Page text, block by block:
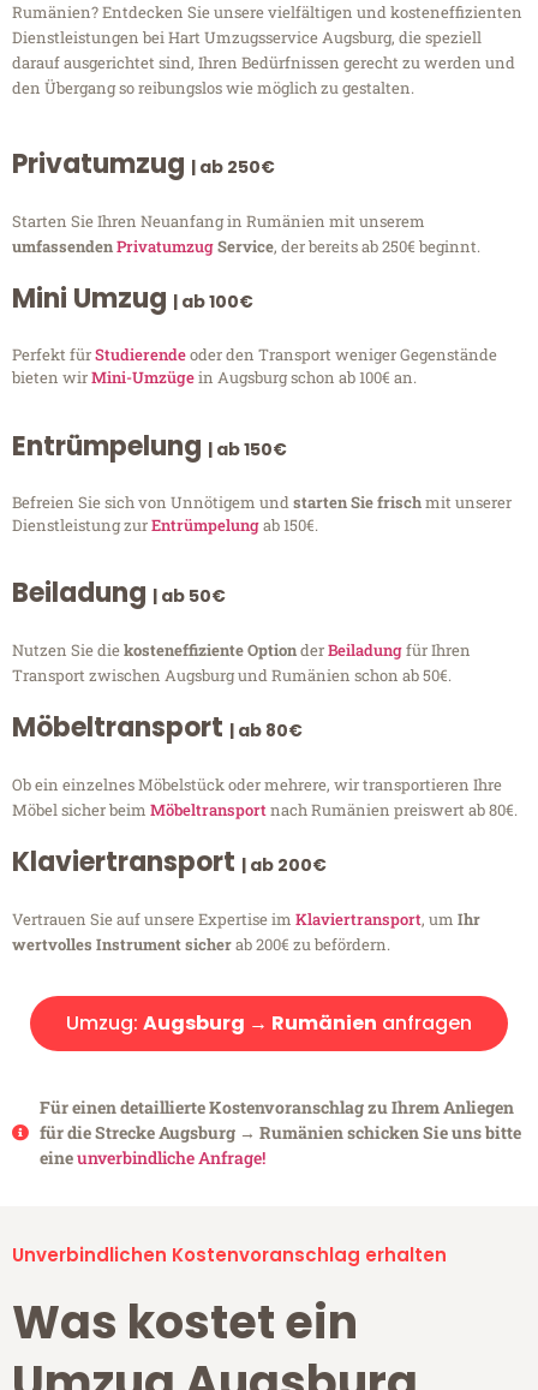
Rumänien? Entdecken Sie unsere vielfältigen und kosteneffizienten
Dienstleistungen bei Hart Umzugsservice Augsburg, die speziell
darauf ausgerichtet sind, Ihren Bedürfnissen gerecht zu werden und
den Übergang so reibungslos wie möglich zu gestalten.
Privatumzug | ab 250€
Starten Sie Ihren Neuanfang in Rumänien mit unserem
umfassendenPrivatumzugService, der bereits ab 250€ beginnt.
Mini Umzug | ab 100€
Perfekt fürStudierendeoder den Transport weniger Gegenstände
bieten wirMini-Umzügein Augsburg schon ab 100€ an.
Entrümpelung | ab 150€
Befreien Sie sich von Unnötigem undstarten Sie frischmit unserer
Dienstleistung zurEntrümpelungab 150€.
Beiladung | ab 50€
Nutzen Sie diekosteneffiziente OptionderBeiladungfür Ihren
Transport zwischen Augsburg und Rumänien schon ab 50€.
Möbeltransport | ab 80€
Ob ein einzelnes Möbelstück oder mehrere, wir transportieren Ihre
Möbel sicher beim Möbeltransportnach Rumänien preiswert ab 80€.
Klaviertransport | ab 200€
Vertrauen Sie auf unsere Expertise im Klaviertransport, um Ihr
wertvolles Instrument sicherab 200€ zu befördern.
Umzug: Augsburg → Rumänien anfragen
Für einen detaillierte Kostenvoranschlag zu Ihrem Anliegen
für die Strecke Augsburg → Rumänien schicken Sie uns bitte
eineunverbindliche Anfrage!
Unverbindlichen Kostenvoranschlag erhalten
Was kostet ein